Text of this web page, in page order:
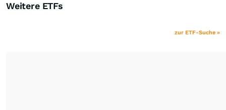
Weitere ETFs
zur ETF-Suche »